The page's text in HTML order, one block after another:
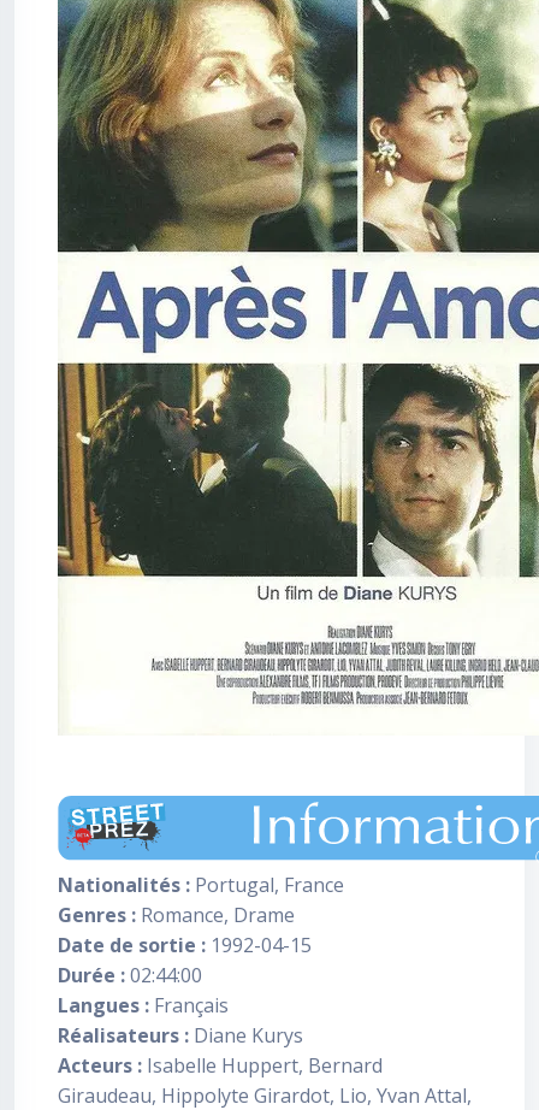
Nationalités : Portugal, France
Genres : Romance, Drame
Date de sortie : 1992-04-15
Durée :02:44:00
Langues : Français
Réalisateurs : Diane Kurys
Acteurs : Isabelle Huppert, Bernard
Giraudeau, Hippolyte Girardot, Lio, Yvan Attal,